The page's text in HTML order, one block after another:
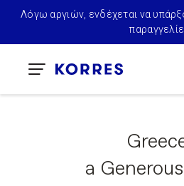
Λόγω αργιών, ενδέχεται να
a